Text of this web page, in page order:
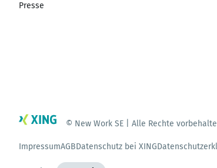
Presse
© New Work SE | Alle Rechte
ImpressumAGBDatenschutz bei XING